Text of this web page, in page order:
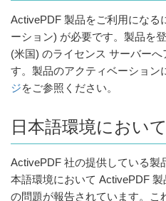
ActivePDF 製品をご利用になる
ーション) が必要です。製品を
(米国) のライセンス サーバー
す。製品のアクティベーション
ジをご参照ください。
日本語環境におい
ActivePDF 社の提供している製
本語環境において ActivePDF
の問題が報告されています。こ